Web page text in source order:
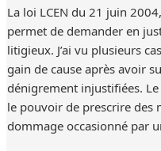
La loi LCEN du 21 juin
permet de demander en
litigieux. J’ai vu plusieurs
gain de cause après avoir
dénigrement injustifiées.
le pouvoir de prescrire des
dommage occasionné par